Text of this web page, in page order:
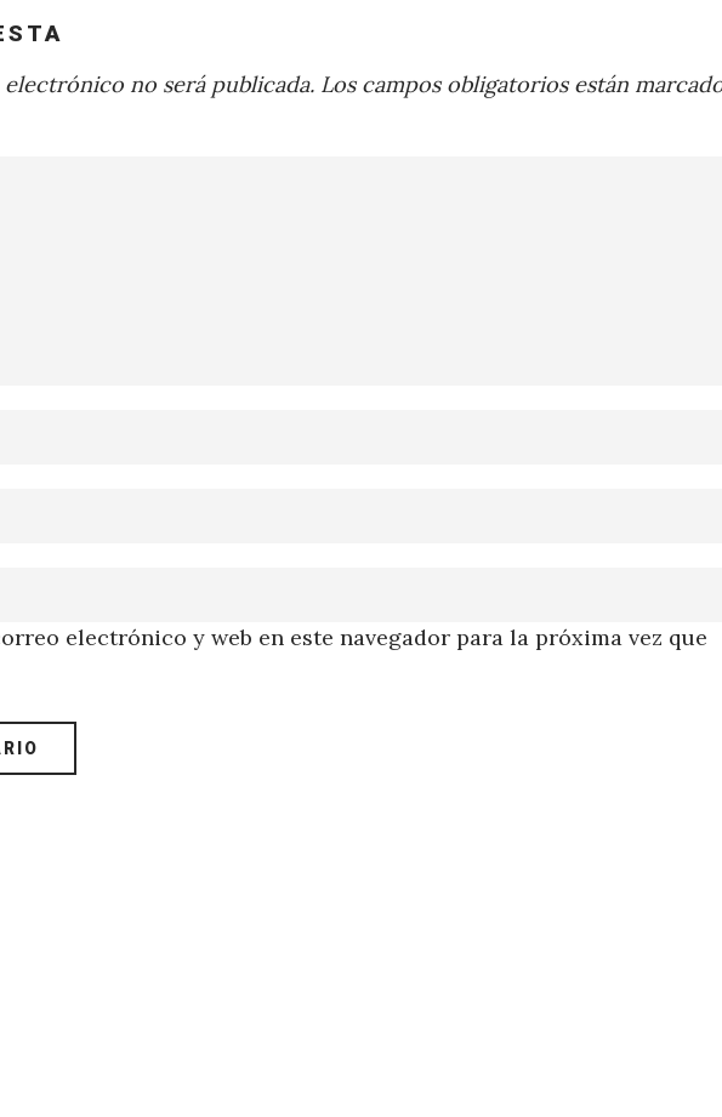
no será publicada. Los campos obligatorios están
electrónico y web en este navegador para la próxima vez que